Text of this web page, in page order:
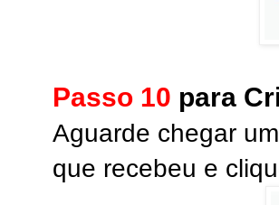
Passo 10 para
Aguarde chegar
que recebeu e